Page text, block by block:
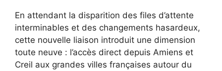
En attendant la disparition des files d’attente
interminables et des changements hasardeux,
cette nouvelle liaison introduit une dimension
toute neuve : l’accès direct depuis Amiens et
Creil aux grandes villes françaises autour du